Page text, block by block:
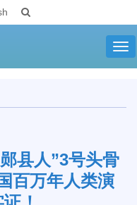
县人”3号头骨
百万年人类演